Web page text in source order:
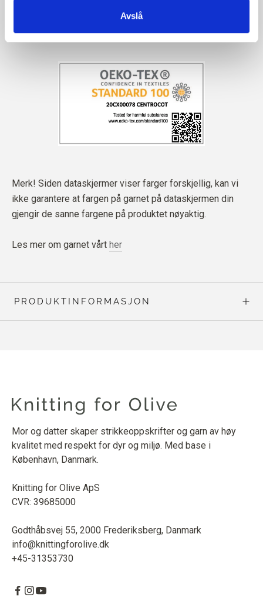
Avslå
Merk! Siden dataskjermer viser farger forskjellig, kan vi
ikke garantere at fargen på garnet på dataskjermen din
gjengir de sanne fargene på produktet nøyaktig.
Les mer om garnet vårt her
PRODUKTINFORMASJON
Mor og datter skaper strikkeoppskrifter og garn av høy
kvalitet med respekt for dyr og miljø. Med base i
København, Danmark.
Knitting for Olive ApS
CVR: 39685000
Godthåbsvej 55, 2000 Frederiksberg, Danmark
info@knittingforolive.dk
+45-31353730